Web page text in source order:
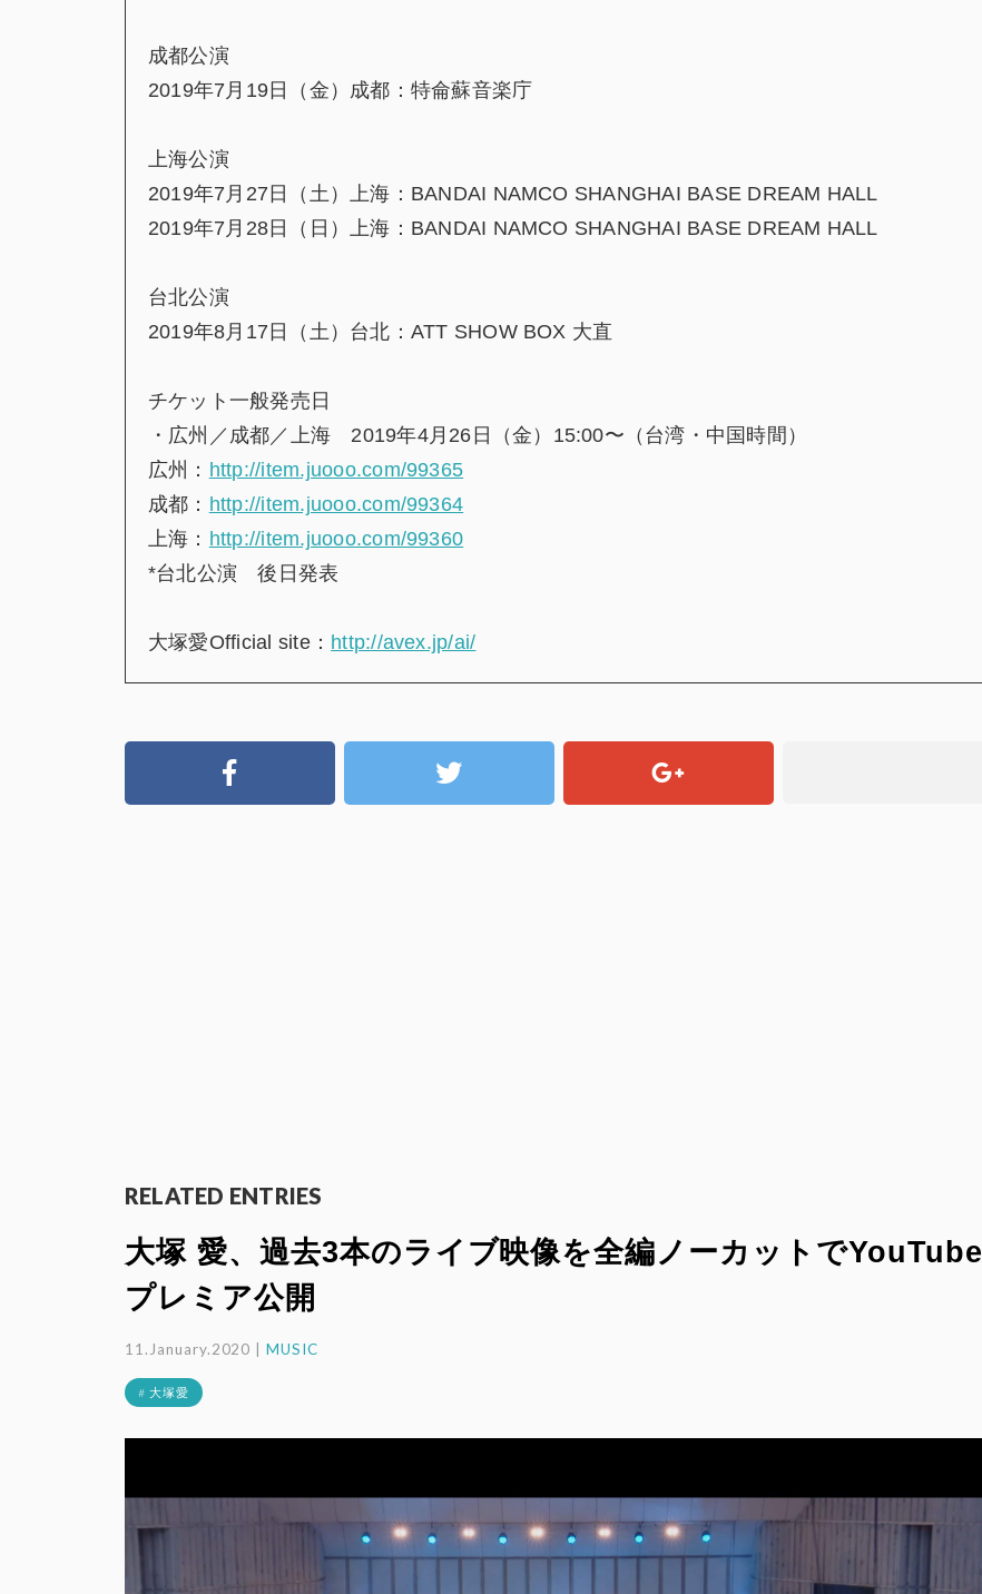
成都公演
2019年7月19日（金）成都：特侖蘇音楽庁
上海公演
2019年7月27日（土）上海：BANDAI NAMCO SHANGHAI BASE DREAM HALL
2019年7月28日（日）上海：BANDAI NAMCO SHANGHAI BASE DREAM HALL
台北公演
2019年8月17日（土）台北：ATT SHOW BOX 大直
チケット一般発売日
・広州／成都／上海 2019年4月26日（金）15:00〜（台湾・中国時間）
広州： http://item.juooo.com/99365
成都： http://item.juooo.com/99364
上海： http://item.juooo.com/99360
*台北公演 後日発表
大塚愛Official site： http://avex.jp/ai/
RELATED ENTRIES
大塚 愛、過去3本のライブ映像を全編ノーカットでYouTube
プレミア公開
11.January.2020 |MUSIC
# 大塚愛